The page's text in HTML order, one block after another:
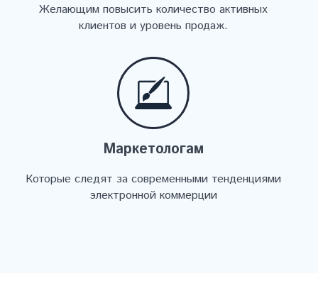
Желающим повысить количество активных
клиентов и уровень продаж.
Маркетологам
Которые следят за современными тенденциями
электронной коммерции